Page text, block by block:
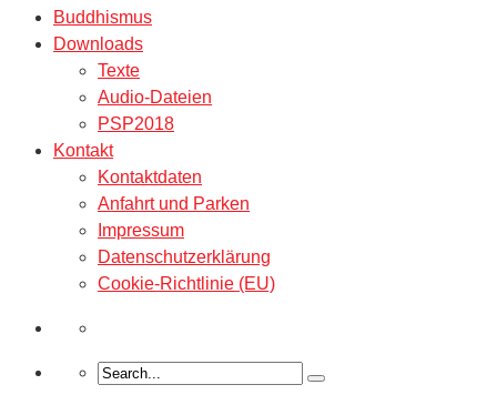
Buddhismus
Downloads
Texte
Audio-Dateien
PSP2018
Kontakt
Kontaktdaten
Anfahrt und Parken
Impressum
Datenschutzerklärung
Cookie-Richtlinie (EU)